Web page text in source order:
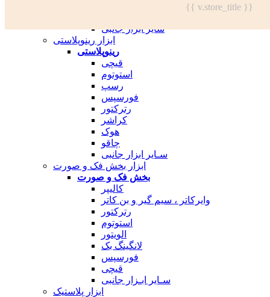
{{ v.store_title }}
سایر ابزار جانبی
ابزار رینوپلاستی
رینوپلاستی
قیچی
استوتوم
رسپ
فورسپس
رترکتور
کراشر
هوک
چاقو
سـایر ابزار جانبی
ابزار بخش فک و صورت
بخش فک و صورت
کالیپر
وایرکاتر ، سیم گیر و بن کاتر
رترکتور
استوتوم
الویتور
لانگینگ بک
فورسپس
قیچی
سـایر ابـزار جانبی
ابزار پلاستیک